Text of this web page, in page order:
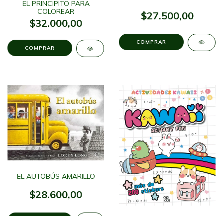
EL PRINCIPITO PARA
COLOREAR
$32.000,00
$27.500,00
EL AUTOBÚS AMARILLO
$28.600,00